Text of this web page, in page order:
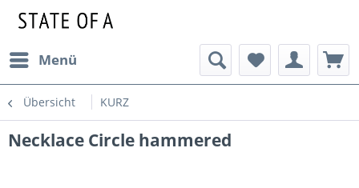
Menü
Übersicht KURZ
Necklace Circle hammered